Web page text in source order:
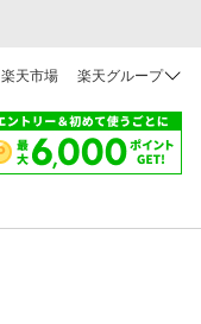
楽天市場 楽天グループ